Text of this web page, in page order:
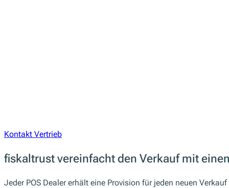
Kontakt Vertrieb
fiskaltrust vereinfacht den Verkauf mit
Jeder POS Dealer erhält eine Provision für jeden neuen